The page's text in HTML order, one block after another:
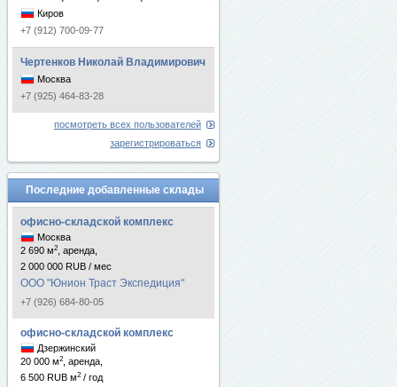
Киров
+7 (912) 700-09-77
Чертенков Николай Владимирович
Москва
+7 (925) 464-83-28
посмотреть всех пользователей
зарегистрироваться
Последние добавленные склады
офисно-складской комплекс
Москва
2 690 м2
, аренда,
2 000 000 RUB / мес
ООО "Юнион Траст Экспедиция"
+7 (926) 684-80-05
офисно-складской комплекс
Дзержинский
20 000 м2
, аренда,
6 500 RUB м2 / год